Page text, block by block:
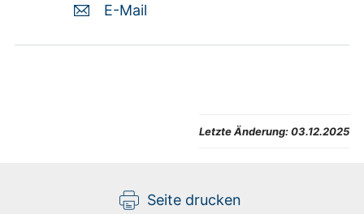
E-Mail
Letzte Änderung:03.12.2025
Seite drucken